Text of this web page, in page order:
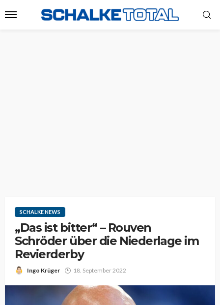
SCHALKE NEWS
„Das ist bitter“ – Rouven
Schröder über die Niederlage im
Revierderby
Ingo Krüger 18. September 2022